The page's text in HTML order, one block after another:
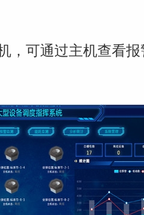
，可通过主机查看